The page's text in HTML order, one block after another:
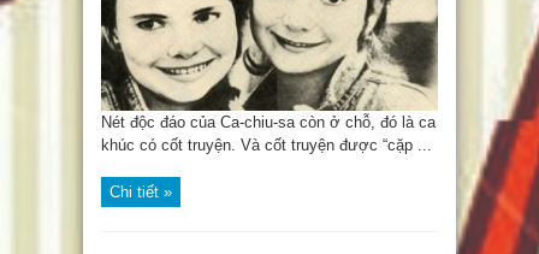
Nét độc đáo của Ca-chiu-sa còn ở chỗ, đó là ca
khúc có cốt truyện. Và cốt truyện được “cặp ...
Chi tiết »